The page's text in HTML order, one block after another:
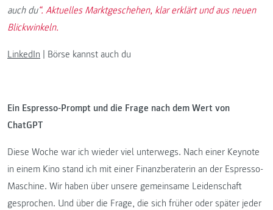
auch du“. Aktuelles Marktgeschehen, klar erklärt und aus neuen
Blickwinkeln.
LinkedIn | Börse kannst auch du
Ein Espresso-Prompt und die Frage nach dem Wert von
ChatGPT
Diese Woche war ich wieder viel unterwegs. Nach einer Keynote
in einem Kino stand ich mit einer Finanzberaterin an der Espresso-
Maschine. Wir haben über unsere gemeinsame Leidenschaft
gesprochen. Und über die Frage, die sich früher oder später jeder